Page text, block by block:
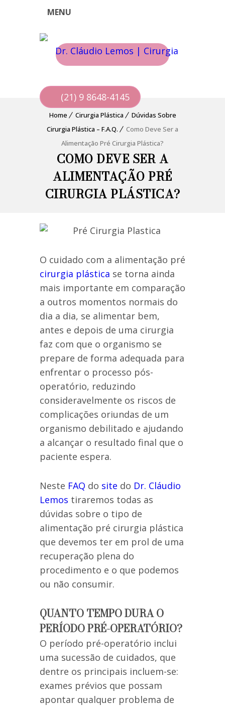
(21) 9 8648-4145
MENU
Home Cirurgia Plástica
Dúvidas Sobre
Cirurgia Plástica – F.A.Q.
Como Deve Ser a
Alimentação Pré Cirurgia Plástica?
COMO DEVE SER A
ALIMENTAÇÃO PRÉ
CIRURGIA PLÁSTICA?
O cuidado com a alimentação pré
cirurgia plástica se torna ainda
mais importante em comparação
a outros momentos normais do
dia a dia, se alimentar bem,
antes e depois de uma cirurgia
faz com que o organismo se
prepare de forma adequada para
enfrentar o processo pós-
operatório, reduzindo
consideravelmente os riscos de
complicações oriundas de um
organismo debilitado e ajudando
a alcançar o resultado final que o
paciente espera.
Neste FAQ do site do Dr. Cláudio
Lemos tiraremos todas as
dúvidas sobre o tipo de
alimentação pré cirurgia plástica
que devemos ter em prol de uma
recuperação plena do
procedimento e o que podemos
ou não consumir.
QUANTO TEMPO DURA O
PERÍODO PRÉ-OPERATÓRIO?
O período pré-operatório inclui
uma sucessão de cuidados, que
dentre os principais incluem-se:
exames prévios que possam
apontar qualquer problema de